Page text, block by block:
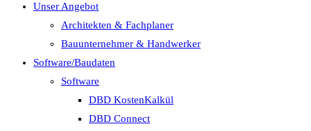
Unser Angebot
Architekten & Fachplaner
Bauunternehmer & Handwerker
Software/Baudaten
Software
DBD KostenKalkül
DBD Connect